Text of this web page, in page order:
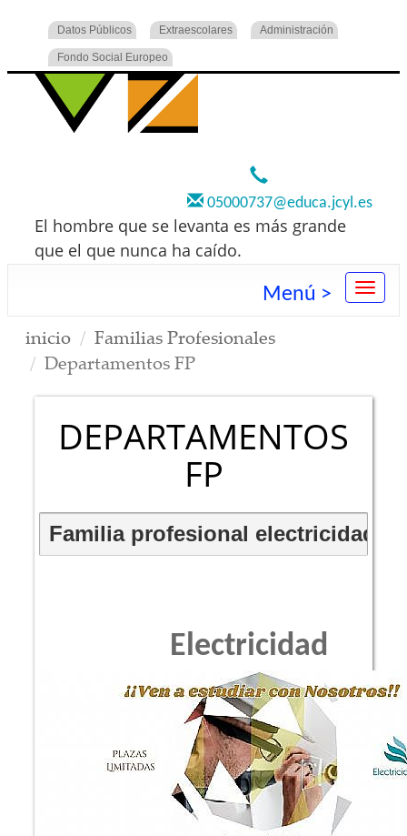
Datos Públicos Extraescolares Administración
Fondo Social Europeo
05000737@educa.jcyl.es
El hombre que se levanta es más grande
que el que nunca ha caído.
Menú >
inicio
Familias Profesionales
Departamentos FP
DEPARTAMENTOS
FP
Familia profesional electricidad y
Electricidad